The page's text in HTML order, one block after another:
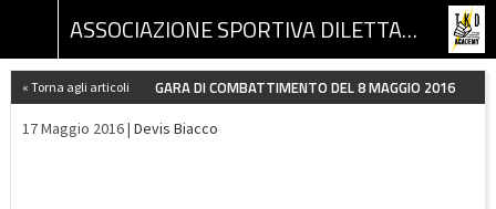
ASSOCIAZIONE SPORTIVA DILETTANTISTICA TKD ACADEMY
« Torna agli articoli GARA DI COMBATTIMENTO DEL 8 MAGGIO 2016
17 Maggio 2016 | Devis Biacco